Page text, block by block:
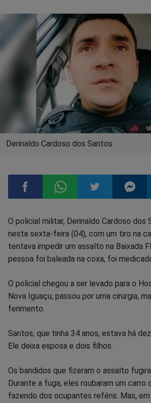
Derinaldo Cardoso dos Santos
Compartilhar
no
Compartilhar
no
Compartilhar
no
no
O policial militar, Derinaldo Cardoso dos
nesta sexta-feira (04), com um tiro na
tentava impedir um assalto na Baixada
pessoa foi baleada na coxa, foi
O policial chegou a ser levado para o
Nova Iguaçu, passou por uma cirurgia,
ferimento.
Santos, que tinha 34 anos, estava há
Ele deixa esposa e dois filhos.
Os bandidos que fizeram o assalto
Durante a fuga, eles roubaram um carro
fazendo dos ocupantes reféns. Mas, em